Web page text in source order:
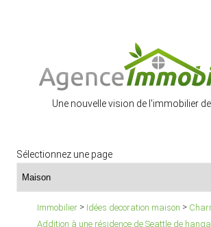
Une nouvelle vision de l'immobilier
Sélectionnez une page
Immobilier > Idées decoration maison >
Addition à une résidence de Seattle de